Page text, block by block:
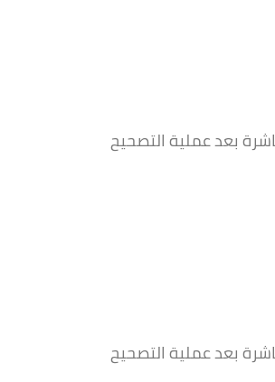
بعد عملية التصحيح
بعد عملية التصحيح